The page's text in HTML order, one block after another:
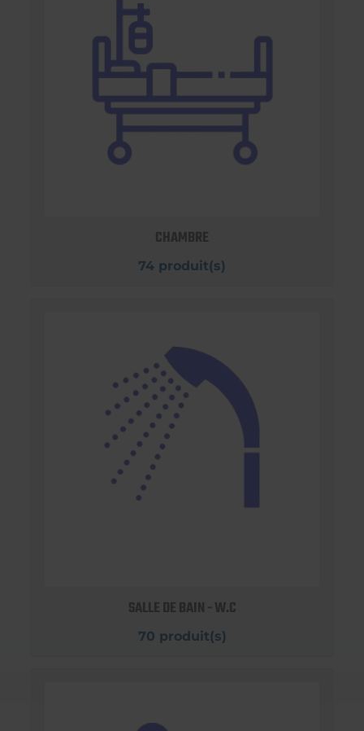
CHAMBRE
74 produit(s)
SALLE DE BAIN - W.C
70 produit(s)